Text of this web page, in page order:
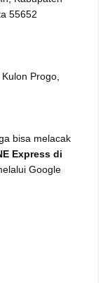
55652
Progo,
bisa melacak
Express di
Google